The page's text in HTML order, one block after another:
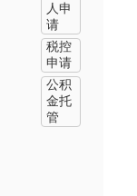
人申
请
税控
申请
公积
金托
管